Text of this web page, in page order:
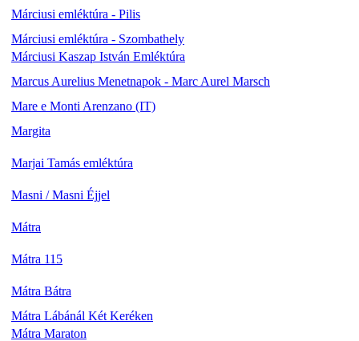
Márciusi emléktúra - Pilis
Márciusi emléktúra - Szombathely
Márciusi Kaszap István Emléktúra
Marcus Aurelius Menetnapok - Marc Aurel Marsch
Mare e Monti Arenzano (IT)
Margita
Marjai Tamás emléktúra
Masni / Masni Éjjel
Mátra
Mátra 115
Mátra Bátra
Mátra Lábánál Két Keréken
Mátra Maraton